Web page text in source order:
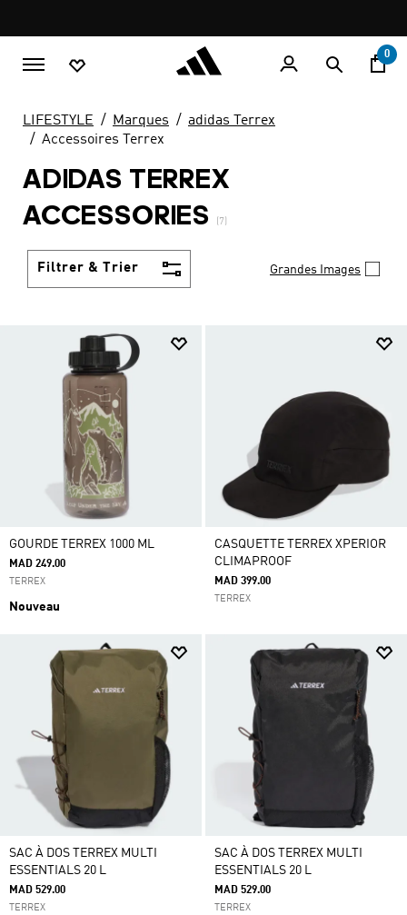
promotion
rotation
0
LIFESTYLE Marques
adidas Terrex
Accessoires Terrex
ADIDAS TERREX
ACCESSORIES
(7)
Filtrer & Trier Grandes Images
GOURDE TERREX 1000 ML
MAD 249.00
TERREX
Nouveau
CASQUETTE TERREX XPERIOR
CLIMAPROOF
MAD 399.00
TERREX
SAC À DOS TERREX MULTI
ESSENTIALS 20 L
MAD 529.00
TERREX
SAC À DOS TERREX MULTI
ESSENTIALS 20 L
MAD 529.00
TERREX